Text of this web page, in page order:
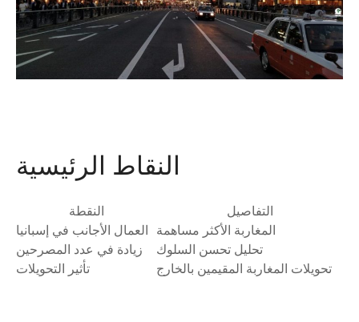
النقاط الرئيسية
النقطة
التفاصيل
العمال الأجانب في إسبانيا
المغاربة الأكثر مساهمة
زيادة في عدد المصرحين
تحليل تحسن السلوك
تأثير التحويلات
تحويلات المغاربة المقيمين بالخارج